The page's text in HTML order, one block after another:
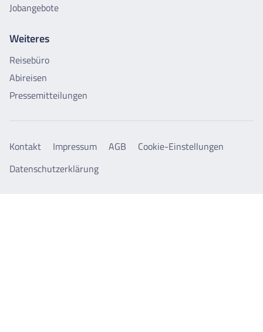
Jobangebote
Weiteres
Reisebüro
Abireisen
Pressemitteilungen
Kontakt Impressum AGB
Cookie-Einstellungen
Datenschutzerklärung